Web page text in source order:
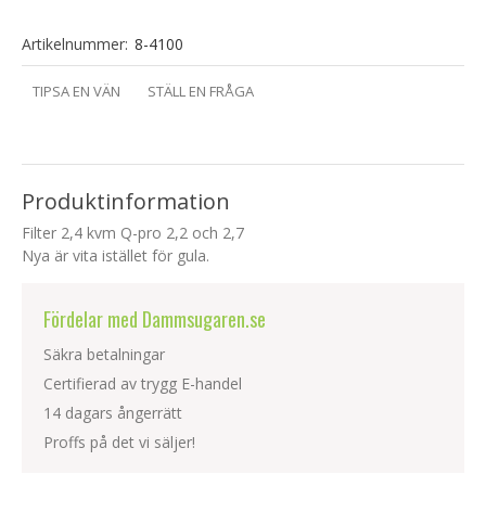
Artikelnummer: 8-4100
TIPSA EN VÄN STÄLL EN FRÅGA
Produktinformation
Filter 2,4 kvm Q-pro 2,2 och 2,7
Nya är vita istället för gula.
Fördelar med Dammsugaren.se
Säkra betalningar
Certifierad av trygg E-handel
14 dagars ångerrätt
Proffs på det vi säljer!